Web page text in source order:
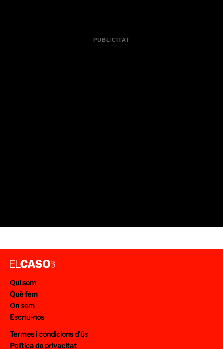
Qui som
Què fem
On som
Escriu-nos
Termes i condicions d’ús
Política de privacitat